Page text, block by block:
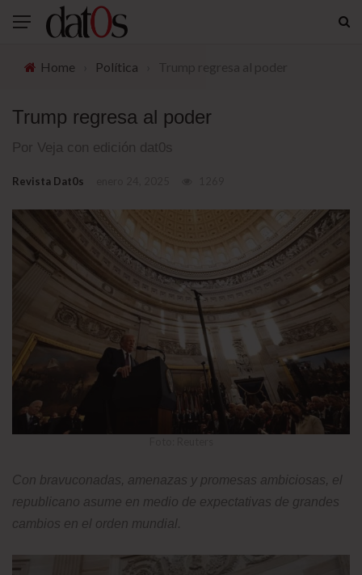
Home Política
Trump regresa al poder
Por Veja con edición dat0s
Revista Dat0s
Con bravuconadas, amenazas y promesas ambiciosas, el
republicano asume en medio de expectativas de grandes
cambios en el orden mundial.